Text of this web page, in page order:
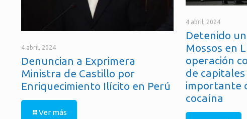
4 abril, 2024
Denuncian a Exprimera
Ministra de Castillo por
Enriquecimiento Ilícito en Perú
Ver más
4 abril, 2024
Detenido
Mossos en
operación
de
importante
cocaína